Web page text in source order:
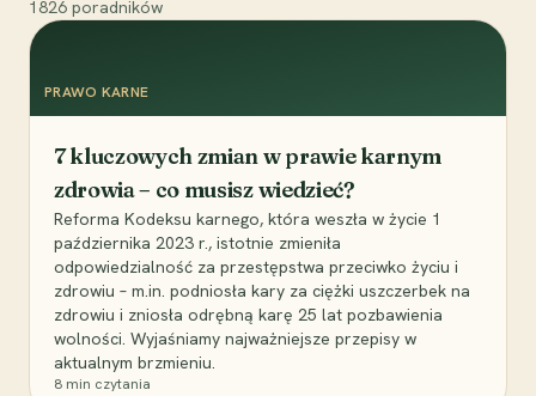
1826 poradników
PRAWO KARNE
7 kluczowych zmian w prawie karnym
zdrowia – co musisz wiedzieć?
Reforma Kodeksu karnego, która weszła w życie 1
października 2023 r., istotnie zmieniła
odpowiedzialność za przestępstwa przeciwko życiu i
zdrowiu – m.in. podniosła kary za ciężki uszczerbek na
zdrowiu i zniosła odrębną karę 25 lat pozbawienia
wolności. Wyjaśniamy najważniejsze przepisy w
aktualnym brzmieniu.
8 min czytania